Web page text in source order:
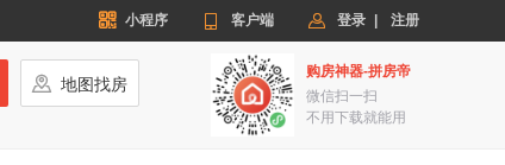
 小程序  客户端  登录 注册
 地图找房
购房神器-拼房帝
微信扫一扫
不用下载就能用